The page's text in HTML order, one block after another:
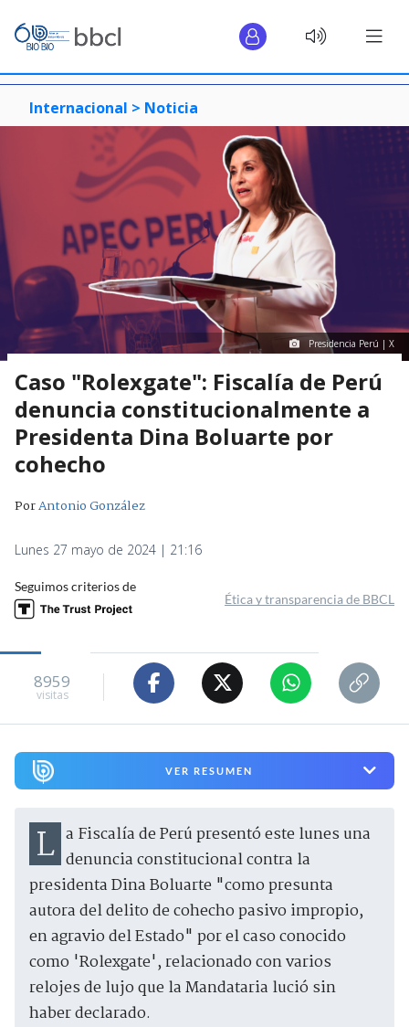
Internacional > Noticia
Presidencia Perú | X
Caso "Rolexgate": Fiscalía de Perú
denuncia constitucionalmente a
Presidenta Dina Boluarte por
cohecho
PorAntonio González
Lunes 27 mayo de 2024 | 21:16
Seguimos criterios de
Ética y transparencia de BBCL
8959
visitas
VER RESUMEN
La Fiscalía de Perú presentó este lunes una denuncia constitucional contra la
presidenta Dina Boluarte "como presunta
autora del delito de cohecho pasivo impropio,
en agravio del Estado" por el caso conocido
como 'Rolexgate', relacionado con varios
relojes de lujo que la Mandataria lució sin
haber declarado.